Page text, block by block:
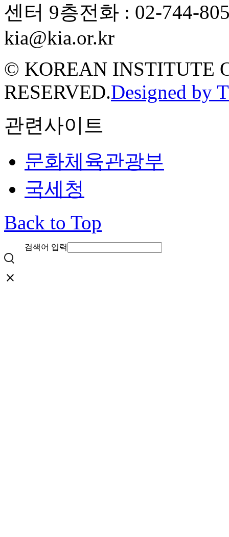
센터 9층전화 : 02-744-
kia@kia.or.kr
© KOREAN INSTITUTE
RESERVED.Designed by
관련사이트
문화체육관광부
국세청
Back to Top
검색어 입력
close